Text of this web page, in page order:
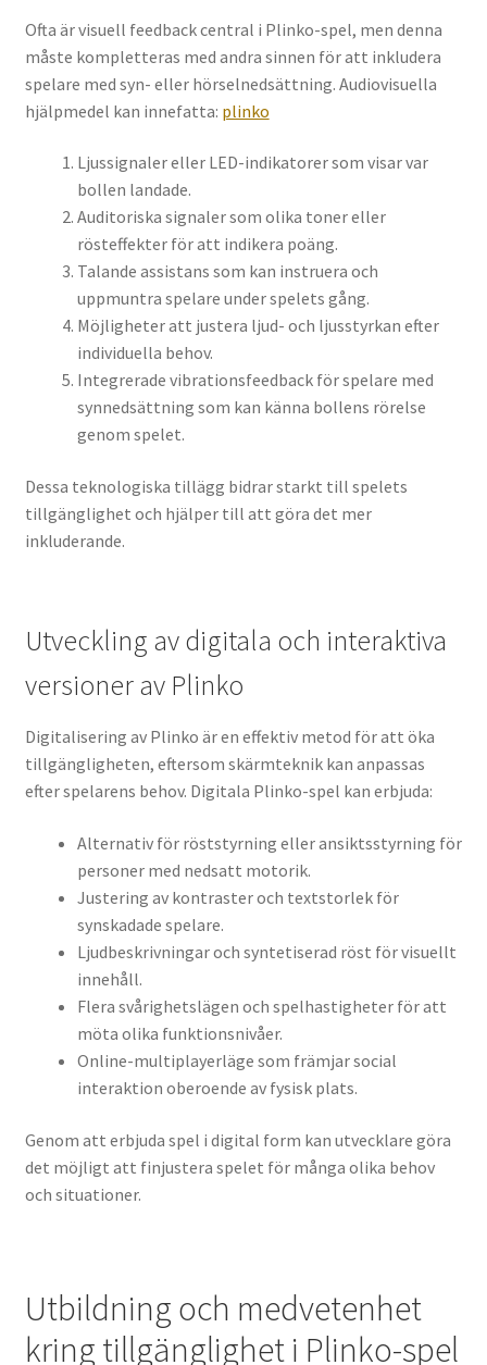
Ofta är visuell feedback central i Plinko-spel, men denna
måste kompletteras med andra sinnen för att inkludera
spelare med syn- eller hörselnedsättning. Audiovisuella
hjälpmedel kan innefatta: plinko
Ljussignaler eller LED-indikatorer som visar var
bollen landade.
Auditoriska signaler som olika toner eller
rösteffekter för att indikera poäng.
Talande assistans som kan instruera och
uppmuntra spelare under spelets gång.
Möjligheter att justera ljud- och ljusstyrkan efter
individuella behov.
Integrerade vibrationsfeedback för spelare med
synnedsättning som kan känna bollens rörelse
genom spelet.
Dessa teknologiska tillägg bidrar starkt till spelets
tillgänglighet och hjälper till att göra det mer
inkluderande.
Utveckling av digitala och interaktiva
versioner av Plinko
Digitalisering av Plinko är en effektiv metod för att öka
tillgängligheten, eftersom skärmteknik kan anpassas
efter spelarens behov. Digitala Plinko-spel kan erbjuda:
Alternativ för röststyrning eller ansiktsstyrning för
personer med nedsatt motorik.
Justering av kontraster och textstorlek för
synskadade spelare.
Ljudbeskrivningar och syntetiserad röst för visuellt
innehåll.
Flera svårighetslägen och spelhastigheter för att
möta olika funktionsnivåer.
Online-multiplayerläge som främjar social
interaktion oberoende av fysisk plats.
Genom att erbjuda spel i digital form kan utvecklare göra
det möjligt att finjustera spelet för många olika behov
och situationer.
Utbildning och medvetenhet
kring tillgänglighet i Plinko-spel